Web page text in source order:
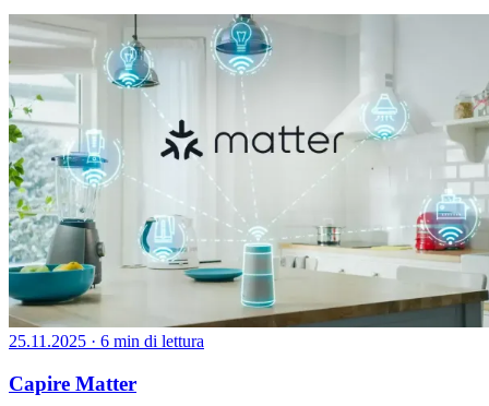
25.11.2025 · 6 min di lettura
Capire Matter